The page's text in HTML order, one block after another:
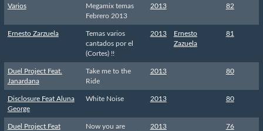
Varios
Megamix temas
Febrero 2013
2013 82
Ernesto Zarzuela
Temas varios
cantados por el
(Cortes) !!
2013
Ernesto
Zazuela
81
Duel Project Feat.
Janardana
Take me to the
Ride
2013 80
Disclosure Feat Aluna
George
White Noise 2013 80
Duel Project Feat
Now you are
2013 76